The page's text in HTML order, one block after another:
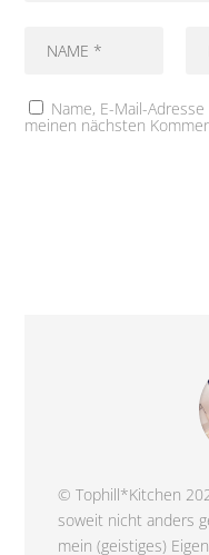
Name, E-Mail-
meinen nächsten
© Tophill*Kitchen
soweit nicht anders
mein (geistiges)